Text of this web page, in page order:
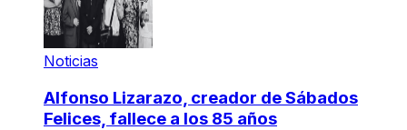
Noticias
Alfonso Lizarazo, creador de Sábados
Felices, fallece a los 85 años